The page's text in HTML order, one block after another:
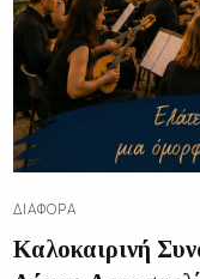
ΔΙΑΦΟΡΑ
Καλοκαιρινή